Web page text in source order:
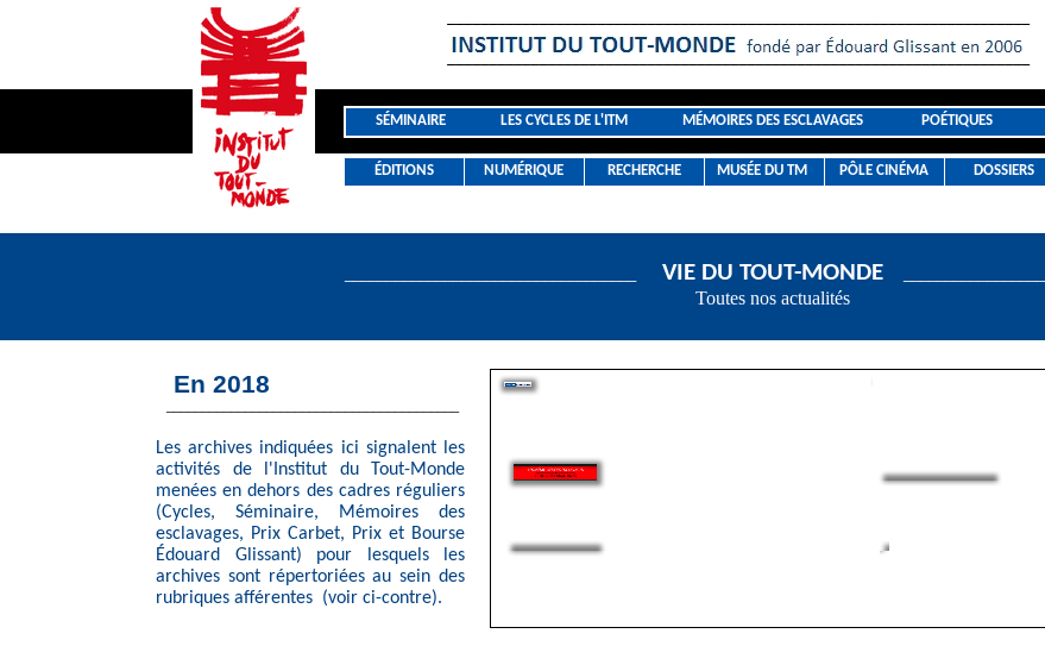
VIE DU TOUT-MONDE
Toutes nos actualités
En 2018
Les archives indiquées ici signalent les
activités de l'Institut du Tout-Monde
menées en dehors des cadres réguliers
(Cycles, Séminaire, Mémoires des
esclavages, Prix Carbet, Prix et Bourse
Édouard Glissant) pour lesquels les
archives sont répertoriées au sein des
rubriques afférentes (voir ci-contre).
SÉMINAIRE POÉTIQUES
MUSÉE DU TM
ÉDITIONS
MÉMOIRES DES ESCLAVAGES
LES CYCLES DE L'ITM
DOSSIERS
NUMÉRIQUE RECHERCHE PÔLE CINÉMA